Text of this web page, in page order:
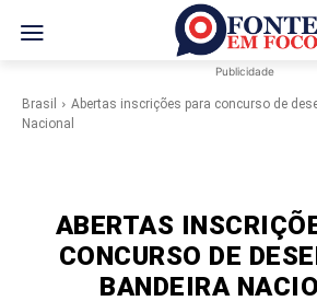
Publicidade
Brasil
Abertas inscrições para concurso de
Nacional
ABERTAS
CONCURSO DE
BANDEIRA